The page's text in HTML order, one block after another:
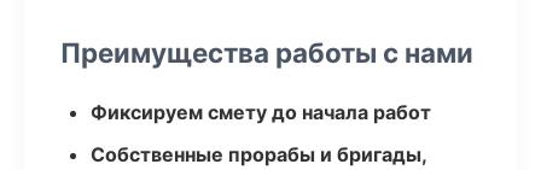
Преимущества работы с нами
Фиксируем смету до начала работ
Собственные прорабы и бригады,